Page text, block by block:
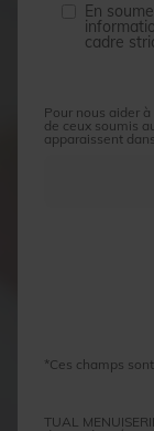
En
cadre
Pour nous aider
de ceux soumis
apparaissent
*Ces champs
TUAL